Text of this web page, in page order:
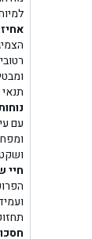
עם
חיי